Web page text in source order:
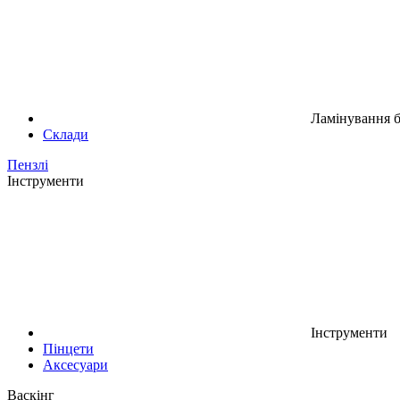
Ламінування
Склади
Пензлі
Інструменти
Інструменти
Пінцети
Аксесуари
Васкінг